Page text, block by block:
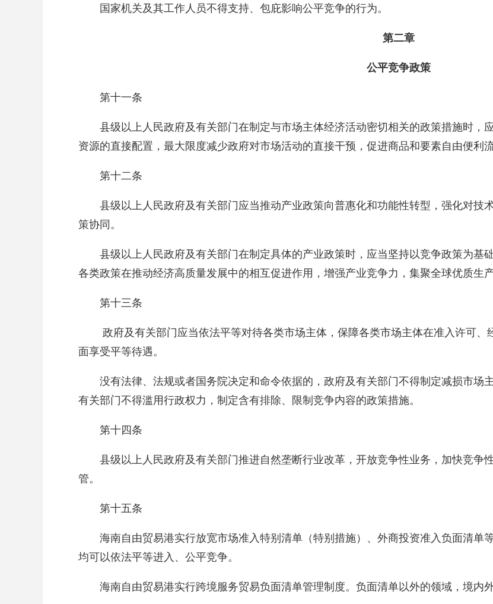
国家机关及其工作人员不得支持、包庇影响公平竞争的行为。
第二章
公平竞争政策
第十一条
县级以上人民政府及有关部门在制定与市场主体经济活动密切相关的政策措施时，
资源的直接配置，最大限度减少政府对市场活动的直接干预，促进商品和要素自由便利
第十二条
县级以上人民政府及有关部门应当推动产业政策向普惠化和功能性转型，强化对技
策协同。
县级以上人民政府及有关部门在制定具体的产业政策时，应当坚持以竞争政策为基
各类政策在推动经济高质量发展中的相互促进作用，增强产业竞争力，集聚全球优质生产
第十三条
政府及有关部门应当依法平等对待各类市场主体，保障各类市场主体在准入许可
面享受平等待遇。
没有法律、法规或者国务院决定和命令依据的，政府及有关部门不得制定减损市场
有关部门不得滥用行政权力，制定含有排除、限制竞争内容的政策措施。
第十四条
县级以上人民政府及有关部门推进自然垄断行业改革，开放竞争性业务，加快竞争
管。
第十五条
海南自由贸易港实行放宽市场准入特别清单（特别措施）、外商投资准入负面清单
均可以依法平等进入、公平竞争。
海南自由贸易港实行跨境服务贸易负面清单管理制度。负面清单以外的领域，境内